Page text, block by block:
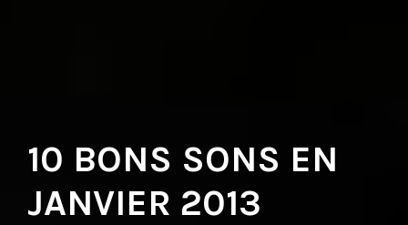
10 BONS SONS EN
JANVIER 2013